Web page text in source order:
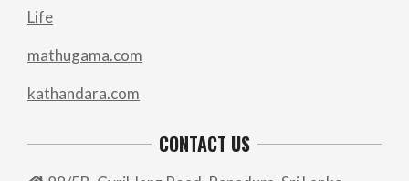
Life
mathugama.com
kathandara.com
CONTACT US